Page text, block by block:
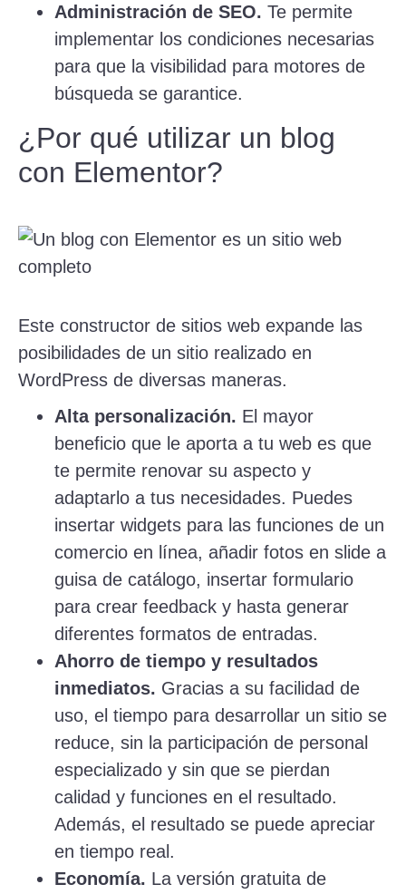
Administración de SEO. Te permite
implementar los condiciones necesarias
para que la visibilidad para motores de
búsqueda se garantice.
¿Por qué utilizar un blog
con Elementor?
Este constructor de sitios web expande las
posibilidades de un sitio realizado en
WordPress de diversas maneras.
Alta personalización. El mayor
beneficio que le aporta a tu web es que
te permite renovar su aspecto y
adaptarlo a tus necesidades. Puedes
insertar widgets para las funciones de un
comercio en línea, añadir fotos en slide a
guisa de catálogo, insertar formulario
para crear feedback y hasta generar
diferentes formatos de entradas.
Ahorro de tiempo y resultados
inmediatos. Gracias a su facilidad de
uso, el tiempo para desarrollar un sitio se
reduce, sin la participación de personal
especializado y sin que se pierdan
calidad y funciones en el resultado.
Además, el resultado se puede apreciar
en tiempo real.
Economía. La versión gratuita de